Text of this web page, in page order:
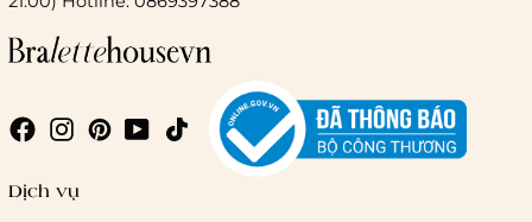
Giao hàng trong ngày (hoả tốc)
Dịch vụ